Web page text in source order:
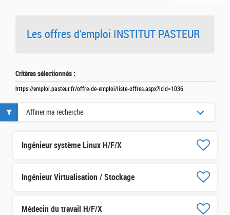
Les offres d'emploi INSTITUT PASTEUR
Critères sélectionnés :
https://emploi.pasteur.fr/offre-de-emploi/liste-offres.aspx?lcid=1036
Ingénieur système Linux H/F/X
Ingénieur Virtualisation / Stockage
Médecin du travail H/F/X
Affiner ma recherche